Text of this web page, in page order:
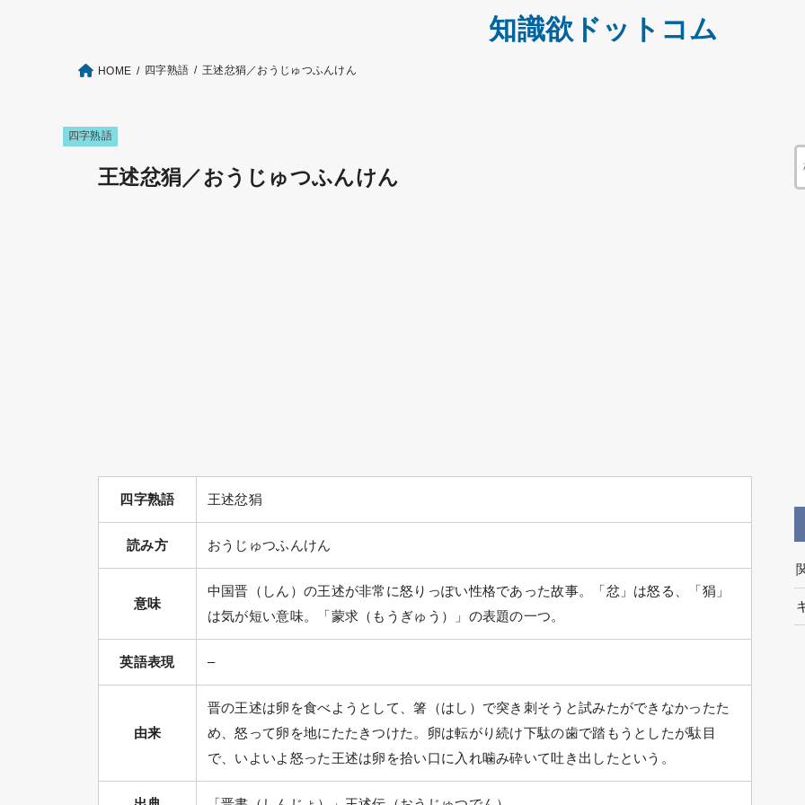
知識欲ドットコム
HOME 四字熟語 王述忿狷／おうじゅつふんけん
四字熟語
王述忿狷／おうじゅつふんけん
四字熟語 王述忿狷
読み方 おうじゅつふんけん
意味
中国晋（しん）の王述が非常に怒りっぽい性格であった故事。「忿」は怒る、「狷」
は気が短い意味。「蒙求（もうぎゅう）」の表題の一つ。
英語表現 –
由来
晋の王述は卵を食べようとして、箸（はし）で突き刺そうと試みたができなかったた
め、怒って卵を地にたたきつけた。卵は転がり続け下駄の歯で踏もうとしたが駄目
で、いよいよ怒った王述は卵を拾い口に入れ噛み砕いて吐き出したという。